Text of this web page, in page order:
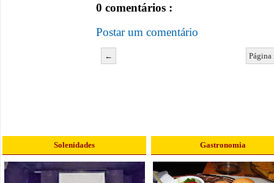
0 comentários :
Postar um comentário
←
Solenidades Gastronomia